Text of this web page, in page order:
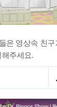
은 영상속 친
주세요.